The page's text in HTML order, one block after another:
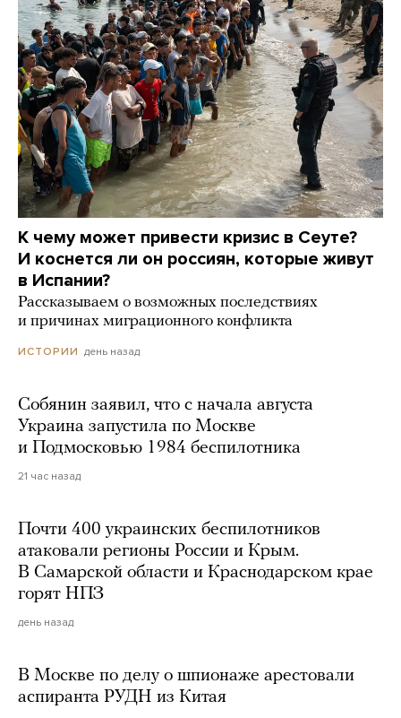
К чему может привести кризис в Сеуте?
И коснется ли он россиян, которые живут
в Испании?
Рассказываем о возможных последствиях
и причинах миграционного конфликта
ИСТОРИИ день назад
Собянин заявил, что с начала августа
Украина запустила по Москве
и Подмосковью 1984 беспилотника
21 час назад
Почти 400 украинских беспилотников
атаковали регионы России и Крым.
В Самарской области и Краснодарском крае
горят НПЗ
день назад
В Москве по делу о шпионаже арестовали
аспиранта РУДН из Китая